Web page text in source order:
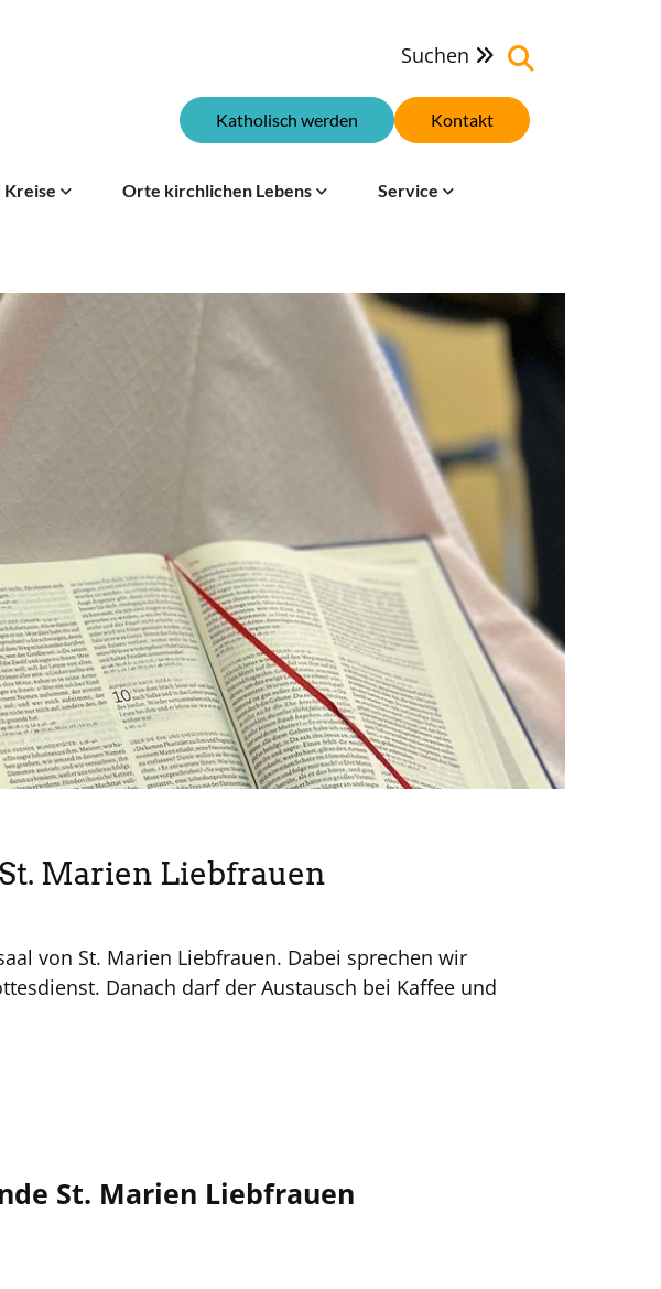
Suchen 
Kontakt
Katholisch werden
Kreise Orte kirchlichen Lebens Service
Marien Liebfrauen
von St. Marien Liebfrauen. Dabei sprechen wir
Danach darf der Austausch bei Kaffee und
St. Marien Liebfrauen